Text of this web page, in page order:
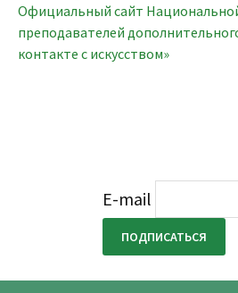
Официальный сайт
преподавателей
контакте с искусством»
E-mail